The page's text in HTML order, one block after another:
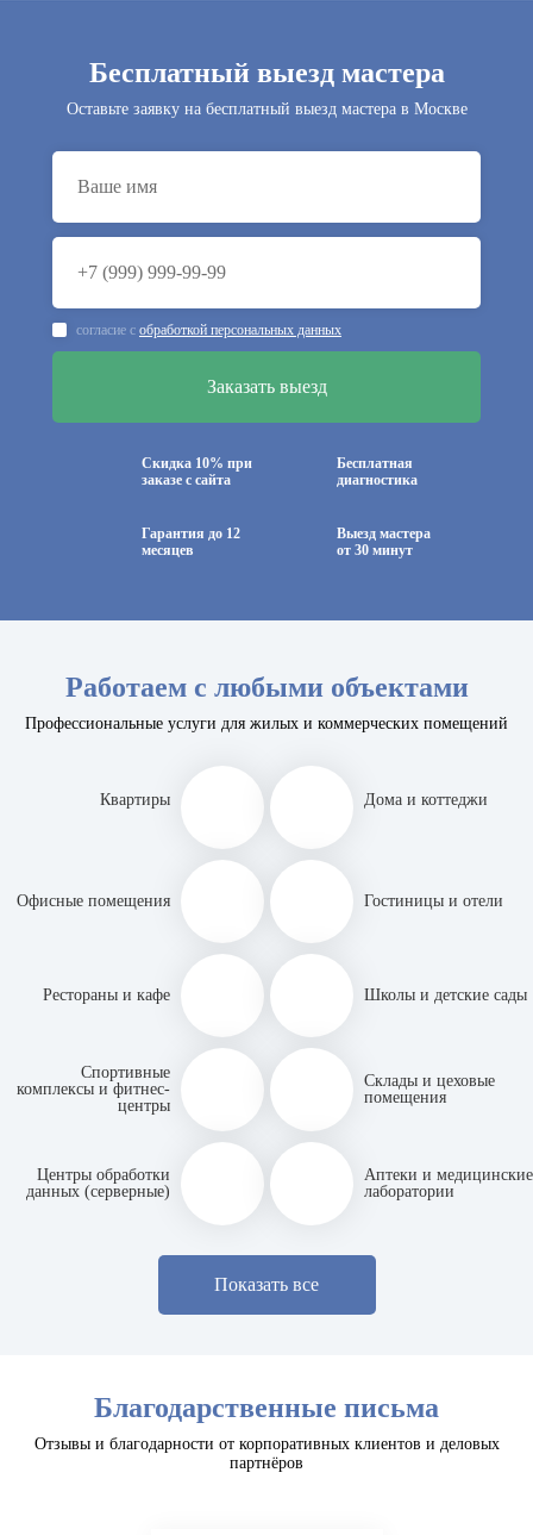
Бесплатный выезд мастера
Оставьте заявку на бесплатный выезд мастера в Москве
согласие с обработкой персональных данных
Скидка 10% при
заказе с сайта
Бесплатная
диагностика
Гарантия до 12
месяцев
Выезд мастера
от 30 минут
Работаем с любыми объектами
Профессиональные услуги для жилых и коммерческих помещений
Квартиры Дома и коттеджи
Офисные помещения Гостиницы и отели
Рестораны и кафе Школы и детские сады
Спортивные
комплексы и фитнес-
центры
Склады и цеховые
помещения
Центры обработки
данных (серверные)
Аптеки и медицинские
лаборатории
Показать все
Благодарственные письма
Отзывы и благодарности от корпоративных клиентов и деловых
партнёров